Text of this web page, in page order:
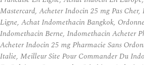
Mastercard, Acheter Indocin 25 mg Pas
Ligne, Achat Indomethacin Bangkok,
Indomethacin Berne, Indomethacin Acheter
Acheter Indocin 25 mg Pharmacie Sans
Italie, Meilleur Site Pour Commander Du